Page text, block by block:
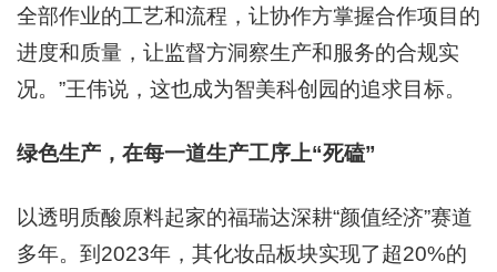
全部作业的工艺和流程，让协作方掌握合作项目的
进度和质量，让监督方洞察生产和服务的合规实
况。”王伟说，这也成为智美科创园的追求目标。
绿色生产，在每一道生产工序上“死磕”
以透明质酸原料起家的福瑞达深耕“颜值经济”赛道
多年。到2023年，其化妆品板块实现了超20%的